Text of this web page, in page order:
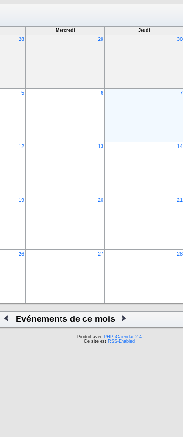
Mercredi Jeudi
28 29 30
5 6 7
12 13 14
19 20 21
26 27 28
Evénements de ce mois
Produit avec PHP iCalendar 2.4
Ce site est RSS-Enabled